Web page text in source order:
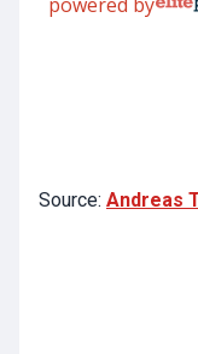
Source: Andreas